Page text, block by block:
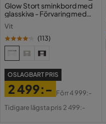
Glow Stort sminkbord med
glasskiva - Förvaring med
Vit
(113)
OSLAGBART PRIS
Pris
2 499:-
Original
Förr4 999:-
Tidigare lägsta pris 2 499:-